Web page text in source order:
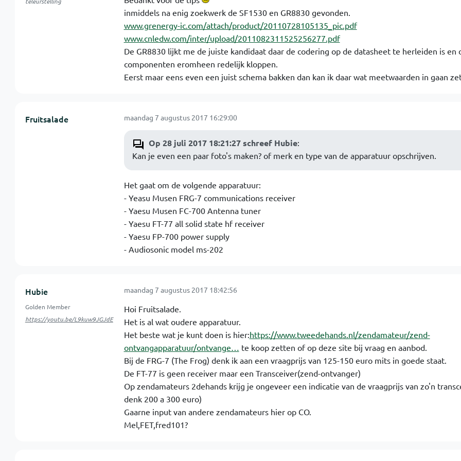
inmiddels na enig zoekwerk de SF1530 en GR8830 gevonden.
www.grenergy-ic.com/attach/product/20110728105135_pic.pdf
www.cnledw.com/inter/upload/2011082311525256277.pdf
De GR8830 lijkt me de juiste kandidaat daar de codering op de datasheet te herleiden is en
componenten eromheen redelijk kloppen.
Eerst maar eens even een juist schema bakken dan kan ik daar wat meetwaarden in gaan
Fruitsalade maandag 7 augustus 2017 16:29:00
Op 28 juli 2017 18:21:27 schreef Hubie:
Kan je even een paar foto's maken? of merk en type van de apparatuur opschrijven.
Het gaat om de volgende apparatuur:
- Yeasu Musen FRG-7 communications receiver
- Yaesu Musen FC-700 Antenna tuner
- Yaesu FT-77 all solid state hf receiver
- Yaesu FP-700 power supply
- Audiosonic model ms-202
Hubie
Golden Member
https://youtu.be/L9kuw9JGJdE
maandag 7 augustus 2017 18:42:56
Hoi Fruitsalade.
Het is al wat oudere apparatuur.
Het beste wat je kunt doen is hier:https://www.tweedehands.nl/zendamateur/zend-
ontvangapparatuur/ontvange… te koop zetten of op deze site bij vraag en aanbod.
Bij de FRG-7 (The Frog) denk ik aan een vraagprijs van 125-150 euro mits in goede staat.
De FT-77 is geen receiver maar een Transceiver(zend-ontvanger)
Op zendamateurs 2dehands krijg je ongeveer een indicatie van de vraagprijs van zo'n
denk 200 a 300 euro)
Gaarne input van andere zendamateurs hier op CO.
Mel,FET,fred101?